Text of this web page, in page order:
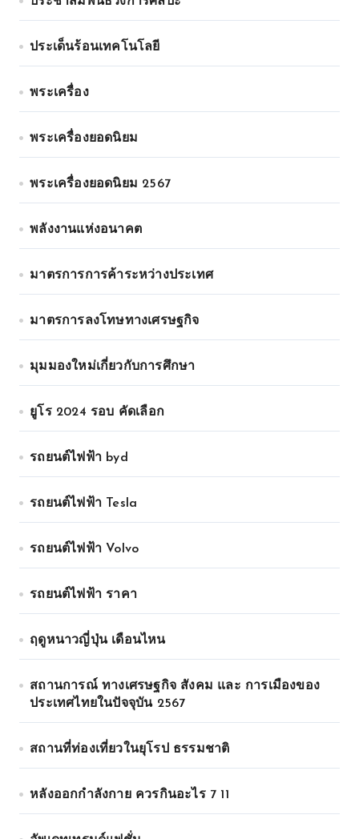
ประเด็นร้อนเทคโนโลยี
พระเครื่อง
พระเครื่องยอดนิยม
พระเครื่องยอดนิยม 2567
พลังงานแห่งอนาคต
มาตรการการค้าระหว่างประเทศ
มาตรการลงโทษทางเศรษฐกิจ
มุมมองใหม่เกี่ยวกับการศึกษา
ยูโร 2024 รอบ คัดเลือก
รถยนต์ไฟฟ้า byd
รถยนต์ไฟฟ้า Tesla
รถยนต์ไฟฟ้า Volvo
รถยนต์ไฟฟ้า ราคา
ฤดูหนาวญี่ปุ่น เดือนไหน
สถานการณ์ ทางเศรษฐกิจ สังคม และ การเมืองของ
ประเทศไทยในปัจจุบัน 2567
สถานที่ท่องเที่ยวในยุโรป ธรรมชาติ
หลังออกกําลังกาย ควรกินอะไร 7 11